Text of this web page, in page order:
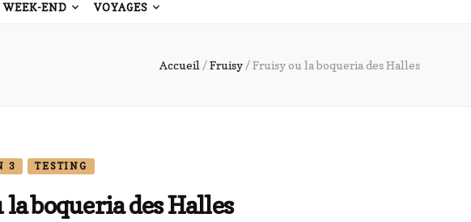
WEEK-END VOYAGES
Accueil /Fruisy /Fruisy ou la boqueria des Halles
3 TESTING
boqueria des Halles